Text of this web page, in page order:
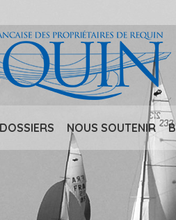
DOSSIERS NOUS SOUTENIR